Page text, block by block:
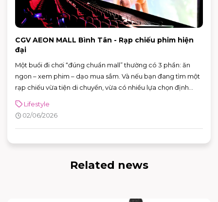
CGV AEON MALL Bình Tân - Rạp chiếu phim hiện
đại
Một buổi đi chơi “đúng chuẩn mall” thường có 3 phần: ăn
ngon – xem phim – dạo mua sắm. Và nếu bạn đang tìm một
rạp chiếu vừa tiện di chuyển, vừa có nhiều lựa chọn định
AEON MALL Bình Tân là điểm đến rất phù hợp cho cả gia
đình, nhóm bạn lẫn các buổi hẹn hò cuối tuần.
Lifestyle
02/06/2026
Related news